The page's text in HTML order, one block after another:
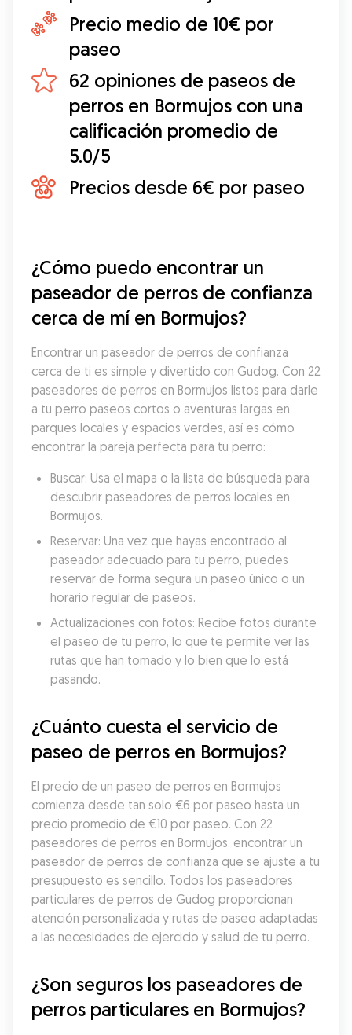
Precio medio de 10€ por
paseo
62 opiniones de paseos de
perros en Bormujos con una
calificación promedio de
5.0/5
Precios desde 6€ por paseo
¿Cómo puedo encontrar un
paseador de perros de confianza
cerca de mí en Bormujos?
Encontrar un paseador de perros de confianza
cerca de ti es simple y divertido con Gudog. Con 22
paseadores de perros en Bormujos listos para darle
a tu perro paseos cortos o aventuras largas en
parques locales y espacios verdes, así es cómo
encontrar la pareja perfecta para tu perro:
Buscar: Usa el mapa o la lista de búsqueda para
descubrir paseadores de perros locales en
Bormujos.
Reservar: Una vez que hayas encontrado al
paseador adecuado para tu perro, puedes
reservar de forma segura un paseo único o un
horario regular de paseos.
Actualizaciones con fotos: Recibe fotos durante
el paseo de tu perro, lo que te permite ver las
rutas que han tomado y lo bien que lo está
pasando.
¿Cuánto cuesta el servicio de
paseo de perros en Bormujos?
El precio de un paseo de perros en Bormujos
comienza desde tan solo €6 por paseo hasta un
precio promedio de €10 por paseo. Con 22
paseadores de perros en Bormujos, encontrar un
paseador de perros de confianza que se ajuste a tu
presupuesto es sencillo. Todos los paseadores
particulares de perros de Gudog proporcionan
atención personalizada y rutas de paseo adaptadas
a las necesidades de ejercicio y salud de tu perro.
¿Son seguros los paseadores de
perros particulares en Bormujos?